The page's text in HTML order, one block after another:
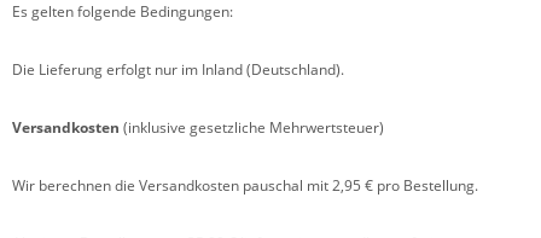
Es gelten folgende Bedingungen:
Die Lieferung erfolgt nur im Inland (Deutschland).
Versandkosten (inklusive gesetzliche Mehrwertsteuer)
Wir berechnen die Versandkosten pauschal mit 2,95 € pro Bestellung.